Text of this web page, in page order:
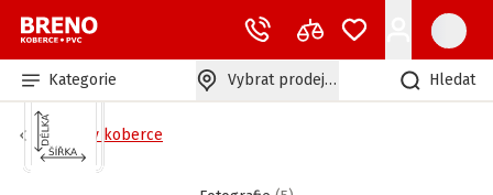
Kategorie Vybrat prodejnu Hledat
Běhouny koberce